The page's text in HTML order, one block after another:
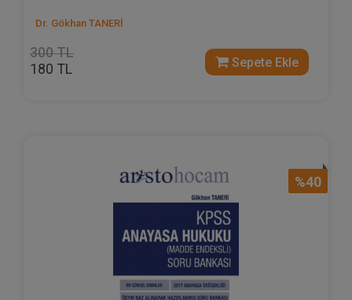
Dr. Gökhan TANERİ
300 TL
180 TL Sepete Ekle
%40